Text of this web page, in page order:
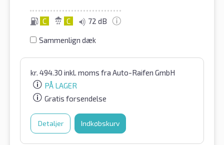
C C 72 dB
Sammenlign dæk
kr. 494.30 inkl. moms fra Auto-Raifen GmbH
PÅ LAGER
Gratis forsendelse
Detaljer Indkøbskurv